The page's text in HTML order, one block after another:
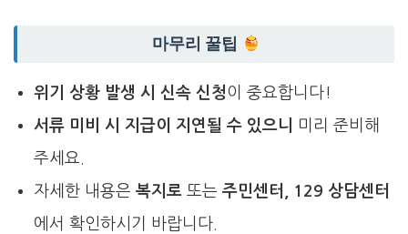
마무리 꿀팁
위기 상황 발생 시 신속 신청이 중요합니다!
서류 미비 시 지급이 지연될 수 있으니
미리 준비해
주세요.
자세한 내용은 복지로또는 주민센터, 129 상담센터
에서 확인하시기 바랍니다.